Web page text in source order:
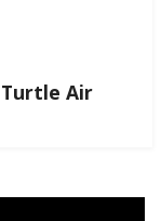
Turtle Air